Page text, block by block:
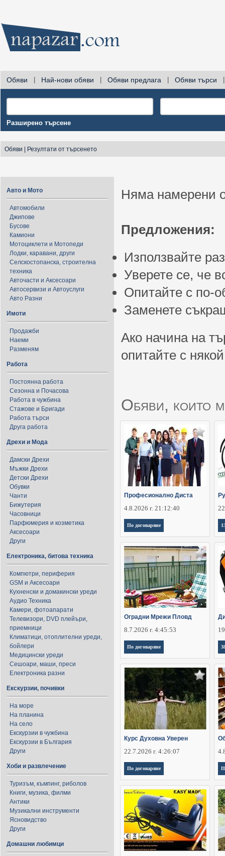
Обяви Най-нови обяви Обяви предлага Обяви търси
Разширено търсене
Обяви Резултати от търсенето
Авто и Мото
Автомобили
Джипове
Бусове
Камиони
Мотоциклети и Мотопеди
Лодки, каравани, други
Селскостопанска, строителна
техника
Авточасти и Аксесоари
Автосервизи и Автоуслуги
Авто Разни
Имоти
Продажби
Наеми
Разменям
Работа
Постоянна работа
Сезонна и Почасова
Работа в чужбина
Стажове и Бригади
Работа търси
Друга работа
Дрехи и Мода
Дамски Дрехи
Мъжки Дрехи
Детски Дрехи
Обувки
Чанти
Бижутерия
Часовници
Парфюмерия и козметика
Аксесоари
Други
Електроника, битова техника
Компютри, периферия
GSM и Аксесоари
Кухненски и домакински уреди
Аудио Техника
Камери, фотоапарати
Телевизори, DVD плейъри,
приемници
Климатици, отоплителни уреди,
бойлери
Медицински уреди
Сешоари, маши, преси
Електроника разни
Екскурзии, почивки
На море
На планина
На село
Екскурзии в чужбина
Екскурзии в България
Други
Хоби и развлечение
Туризъм, къмпинг, риболов
Книги, музика, филми
Антики
Музикални инструменти
Ясновидство
Други
Домашни любимци
Няма намерени
Предложения:
Използвайте
Уверете се, че
Опитайте с по-
Заменете
Ако начина на
опитайте с
Обяви, които
Професионално Диста
4.8.2026 г. 21:12:40
По договаряне
Оградни Мрежи Пловд
8.7.2026 г. 4:45:53
По договаряне
Курс Духовна Уверен
22.7.2026 г. 4:26:07
По договаряне